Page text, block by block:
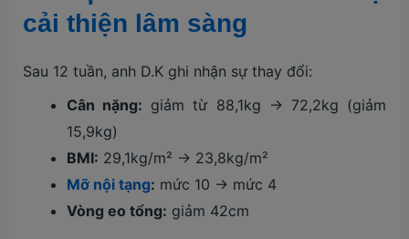
cải thiện lâm sàng
Sau 12 tuần, anh D.K ghi nhận sự thay đổi:
Cân nặng: giảm từ 88,1kg → 72,2kg (giảm
15,9kg)
BMI: 29,1kg/m² → 23,8kg/m²
Mỡ nội tạng: mức 10 → mức 4
Vòng eo tổng: giảm 42cm